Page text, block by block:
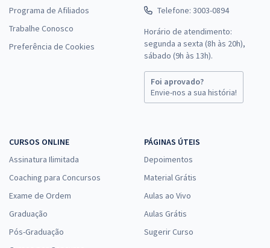
Programa de Afiliados
Trabalhe Conosco
Preferência de Cookies
Telefone: 3003-0894
Horário de atendimento:
segunda a sexta (8h às 20h),
sábado (9h às 13h).
Foi aprovado?
Envie-nos a sua história!
CURSOS ONLINE
Assinatura Ilimitada
Coaching para Concursos
Exame de Ordem
Graduação
Pós-Graduação
PÁGINAS ÚTEIS
Depoimentos
Material Grátis
Aulas ao Vivo
Aulas Grátis
Sugerir Curso